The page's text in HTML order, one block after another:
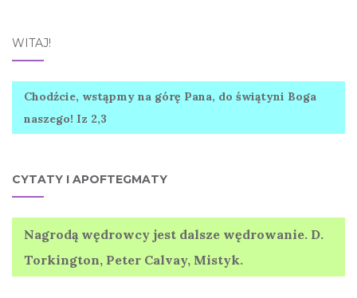
WITAJ!
Chodźcie, wstąpmy na górę Pana, do świątyni Boga
naszego! Iz 2,3
CYTATY I APOFTEGMATY
Nagrodą wędrowcy jest dalsze wędrowanie. D.
Torkington, Peter Calvay, Mistyk.